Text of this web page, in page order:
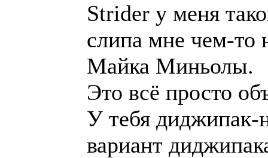
Strider у меня
слипа мне чем-то
Майка Миньолы.
Это всё просто
У тебя диджипак-
вариант